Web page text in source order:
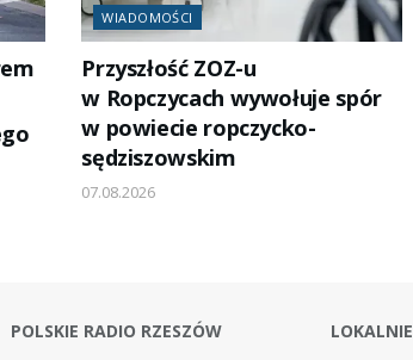
WIADOMOŚCI
Przyszłość ZOZ-u
w Ropczycach wywołuje spór
w powiecie ropczycko-
sędziszowskim
07.08.2026
POLSKIE RADIO RZESZÓW LOKALNIE